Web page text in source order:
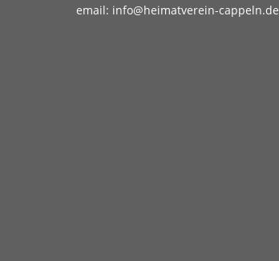
email: info@heimatverein-cappeln.de